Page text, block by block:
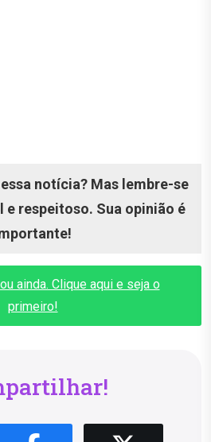
notícia? Mas lembre-se
e respeitoso. Sua opinião é
ainda. Clique aqui e seja o
primeiro!